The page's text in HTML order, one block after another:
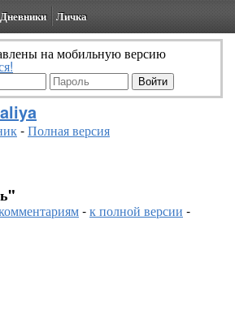
Дневники Личка
на мобильную версию
-Полная версия
-к полной версии -